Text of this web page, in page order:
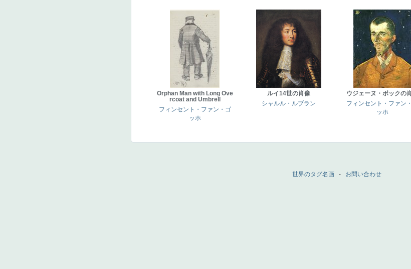
Orphan Man with Long Ove
rcoat and Umbrell
フィンセント・ファン・ゴ
ッホ
ルイ14世の肖像
シャルル・ルブラン
ウジェーヌ・ボックの
フィンセント・ファン
ッホ
世界のタグ名画 - お問い合わせ